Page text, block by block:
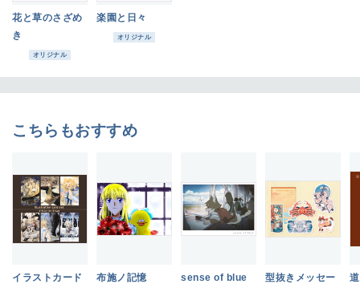
花と草のさざめ
き
オリジナル
楽園と日々
オリジナル
こちらもおすすめ
イラストカード 布施ノ記憶 sense of blue 型抜きメッセー